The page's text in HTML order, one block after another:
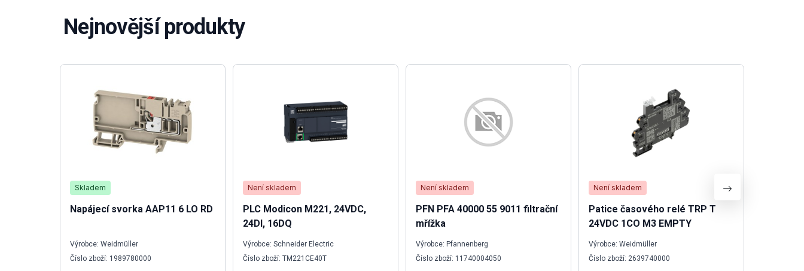
Nejnovější produkty
Skladem
Napájecí svorka AAP11 6 LO RD
Výrobce: Weidmüller
Číslo zboží: 1989780000
Není skladem
PLC Modicon M221, 24VDC,
24DI, 16DQ
Výrobce: Schneider Electric
Číslo zboží: TM221CE40T
Není skladem
PFN PFA 40000 55 9011 filtrační
mřížka
Výrobce: Pfannenberg
Číslo zboží: 11740004050
Není skladem
Patice časového relé TRP T
24VDC 1CO M3 EMPTY
Výrobce: Weidmüller
Číslo zboží: 2639740000